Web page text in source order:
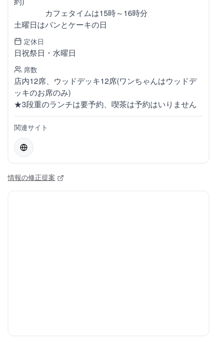
カフェタイムは15時～16時分
土曜日はパンとケーキの日
定休日
日祝祭日・水曜日
席数
店内12席、ウッドデッキ12席(ワンちゃんはウッドデ
ッキのお席のみ)
★3段重のランチは要予約、喫茶は予約はいりません
関連サイト
情報の修正提案